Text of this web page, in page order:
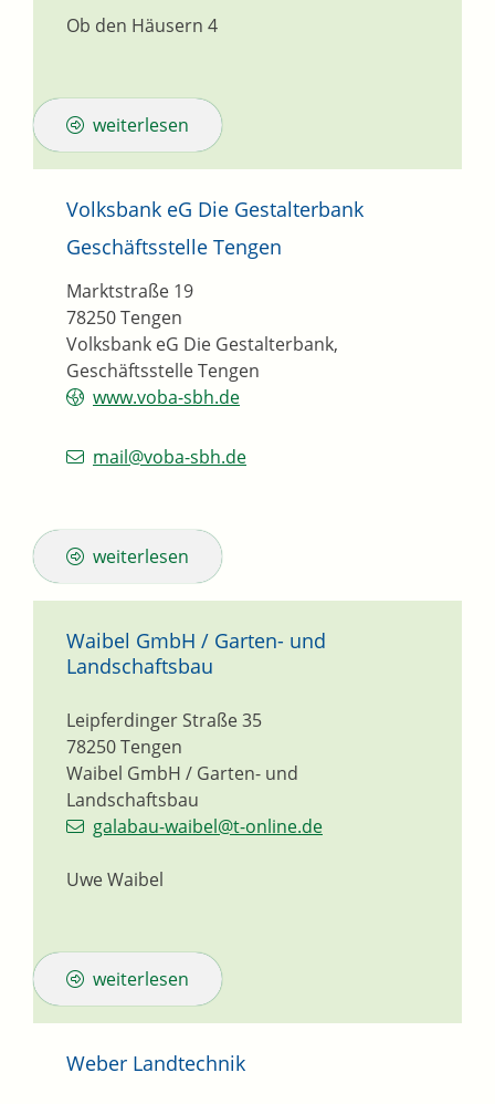
Ob den Häusern 4
weiterlesen
Volksbank eG Die Gestalterbank
Geschäftsstelle Tengen
Volksbank eG Die Gestalterbank,
Geschäftsstelle Tengen
Marktstraße 19
78250Tengen
www.voba-sbh.de
mail@voba-sbh.de
weiterlesen
Waibel GmbH / Garten- und
Landschaftsbau
Waibel GmbH / Garten- und
Landschaftsbau
Leipferdinger Straße 35
78250Tengen
galabau-waibel@t-online.de
Uwe Waibel
weiterlesen
Weber Landtechnik